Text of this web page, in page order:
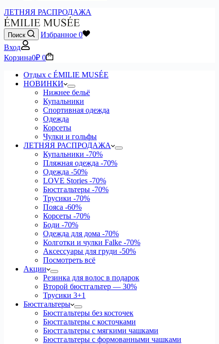
ЛЕТНЯЯ РАСПРОДАЖА
Поиск Избранное 0
Вход
Корзина0₽ 0
Отдых с ÉMILIE MUSÉE
НОВИНКИ
Нижнее бельё
Купальники
Спортивная одежда
Одежда
Корсеты
Чулки и гольфы
ЛЕТНЯЯ РАСПРОДАЖА
Купальники -70%
Пляжная одежда -70%
Одежда -50%
LOVE Stories -70%
Бюстгальтеры -70%
Трусики -70%
Пояса -60%
Корсеты -70%
Боди -70%
Одежда для дома -70%
Колготки и чулки Falke -70%
Аксессуары для груди -50%
Посмотреть всё
Акции
Резинка для волос в подарок
Второй бюстгальтер — 30%
Трусики 3+1
Бюстгальтеры
Бюстгальтеры без косточек
Бюстгальтеры с косточками
Бюстгальтеры с мягкими чашками
Бюстгальтеры с формованными чашками